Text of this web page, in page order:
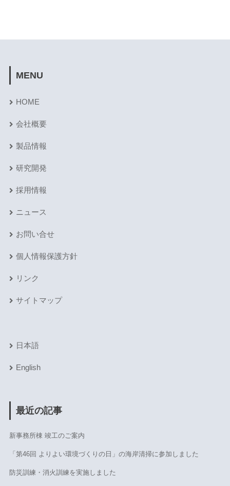
MENU
HOME
会社概要
製品情報
研究開発
採用情報
ニュース
お問い合せ
個人情報保護方針
リンク
サイトマップ
日本語
English
最近の記事
新事務所棟 竣工のご案内
「第46回 よりよい環境づくりの日」の海岸清掃に参加しました
防災訓練・消火訓練を実施しました